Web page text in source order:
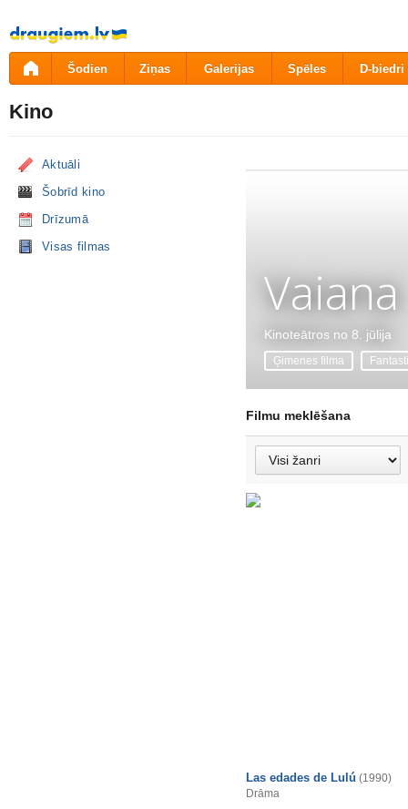
Pāriet
uz
saturu
Šodien Ziņas Galerijas Spēles D-biedri
Kino
Aktuāli
Šobrīd kino
Drīzumā
Visas filmas
Vaiana
Kinoteātros no 8. jūlija
Ģimenes filma
Filmu meklēšana
Las edades de Lulú (1990)
Drāma